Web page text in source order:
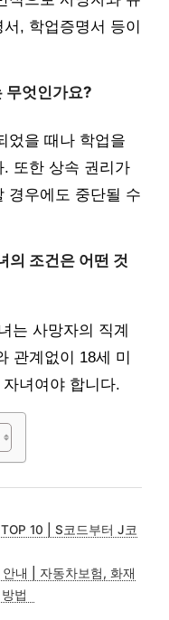
, 학업증명서 등이
무엇인가요?
었을 때나 학업을
또한 상속 권리가
경우에도 중단될 수
의 조건은 어떤 것
는 사망자의 직계
관계없이 18세 미
녀여야 합니다.
10 | S코드부터 J코
내 | 자동차보험, 화재
법